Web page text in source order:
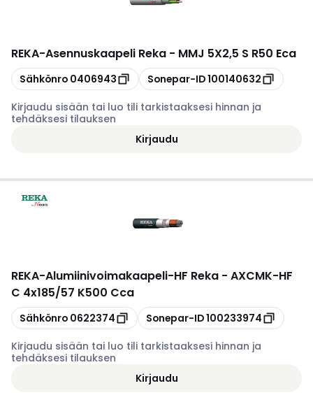
REKA-Asennuskaapeli Reka - MMJ 5X2,5 S R50 Eca
Kopioi
Sähkönro 0406943 Kopioi
Sonepar-ID100140632
Kirjaudu sisään tai luo tili tarkistaaksesi hinnan ja
tehdäksesi tilauksen
Kirjaudu
REKA-Alumiinivoimakaapeli-HF Reka - AXCMK-HF
C 4x185/57 K500 Cca
Kopioi
Sähkönro 0622374 Kopioi
Sonepar-ID100233974
Kirjaudu sisään tai luo tili tarkistaaksesi hinnan ja
tehdäksesi tilauksen
Kirjaudu